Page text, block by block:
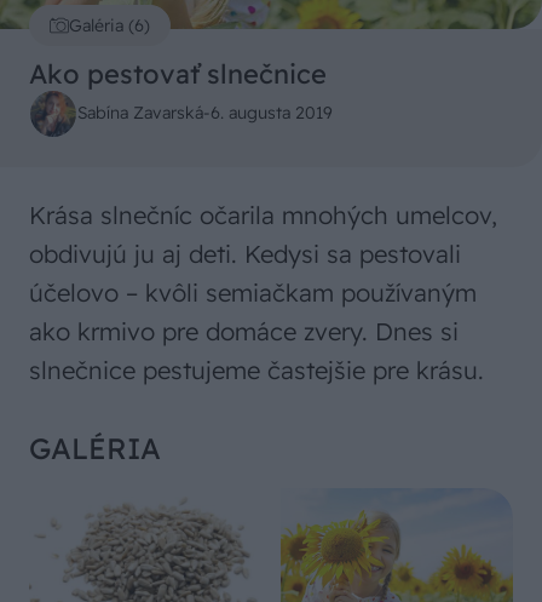
Galéria (6)
Ako pestovať slnečnice
Sabína Zavarská-6. augusta 2019
Krása slnečníc očarila mnohých umelcov,
obdivujú ju aj deti. Kedysi sa pestovali
účelovo – kvôli semiačkam používaným
ako krmivo pre domáce zvery. Dnes si
slnečnice pestujeme častejšie pre krásu.
GALÉRIA